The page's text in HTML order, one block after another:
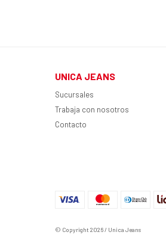
UNICA JEANS
Sucursales
Trabaja con nosotros
Contacto
© Copyright 2026 / Unica Jeans